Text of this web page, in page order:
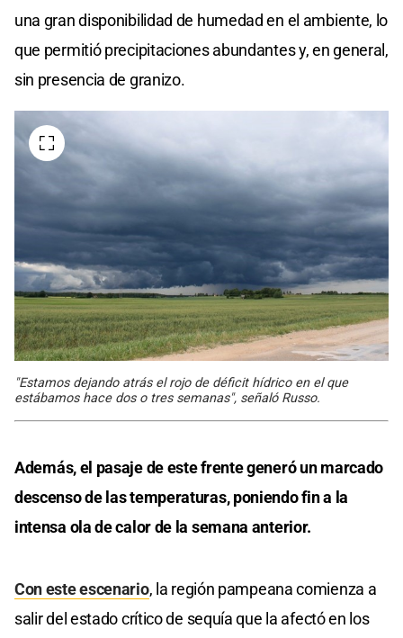
una gran disponibilidad de humedad en el ambiente, lo
que permitió precipitaciones abundantes y, en general,
sin presencia de granizo.
"Estamos dejando atrás el rojo de déficit hídrico en el que
estábamos hace dos o tres semanas", señaló Russo.
Además, el pasaje de este frente generó un marcado
descenso de las temperaturas, poniendo fin a la
intensa ola de calor de la semana anterior.
Con este escenario, la región pampeana comienza a
salir del estado crítico de sequía que la afectó en los